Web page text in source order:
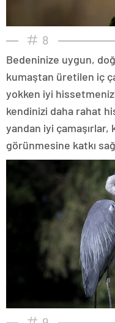
8
Bedeninize uygun,
kumaştan üretilen iç
yokken iyi hissetmenizi
kendinizi daha rahat
yandan iyi çamaşırlar,
görünmesine katkı